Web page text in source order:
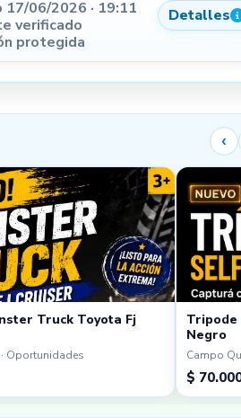
17/06/2026 · 19:11
verificado
protegida
Detalles
‹
Truck Toyota Fj
Oportunidades
Tripode
Negro
Campo
$